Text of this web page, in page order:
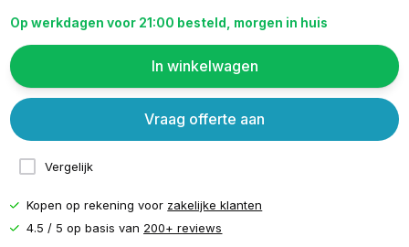
Op werkdagen voor 21:00 besteld, morgen in huis
In winkelwagen
Vergelijk
Vraag offerte aan
Kopen op rekening voor zakelijke klanten
4.5 / 5 op basis van 200+ reviews